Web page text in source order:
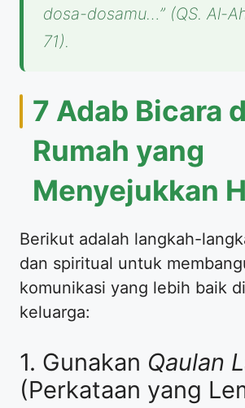
dosa-dosamu…” (QS. Al-
71).
7 Adab Bicara
Rumah yang
Menyejukkan
Berikut adalah langkah-
dan spiritual untuk
komunikasi yang lebih baik
keluarga:
1. Gunakan Qaulan
(Perkataan yang